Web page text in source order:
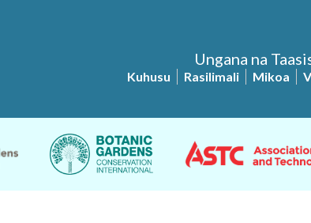
Ungana na
Kuhusu Rasilimali Mikoa